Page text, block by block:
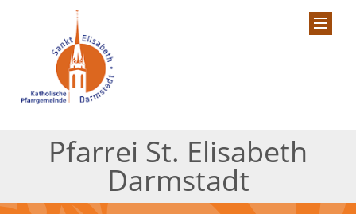
Pfarrei St. Elisabeth
Darmstadt